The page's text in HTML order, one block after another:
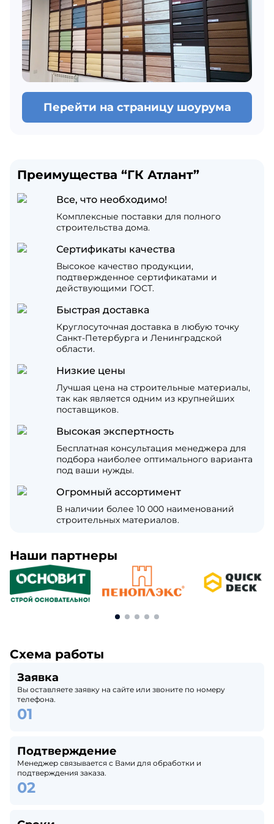
Перейти на страницу шоурума
Преимущества “ГК Атлант”
Все, что необходимо!
Комплексные поставки для полного
строительства дома.
Сертификаты качества
Высокое качество продукции,
подтвержденное сертификатами и
действующими ГОСТ.
Быстрая доставка
Круглосуточная доставка в любую точку
Санкт-Петербурга и Ленинградской
области.
Низкие цены
Лучшая цена на строительные материалы,
так как является одним из крупнейших
поставщиков.
Высокая экспертность
Бесплатная консультация менеджера для
подбора наиболее оптимального варианта
под ваши нужды.
Огромный ассортимент
В наличии более 10 000 наименований
строительных материалов.
Наши партнеры
Схема работы
Заявка
Вы оставляете заявку на сайте или звоните по номеру
телефона.
Подтверждение
Менеджер связывается с Вами для обработки и
подтверждения заказа.